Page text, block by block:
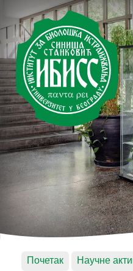
Почетак Научне